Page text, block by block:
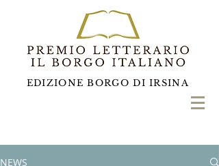
EDIZIONE BORGO DI IRSINA
NEWS